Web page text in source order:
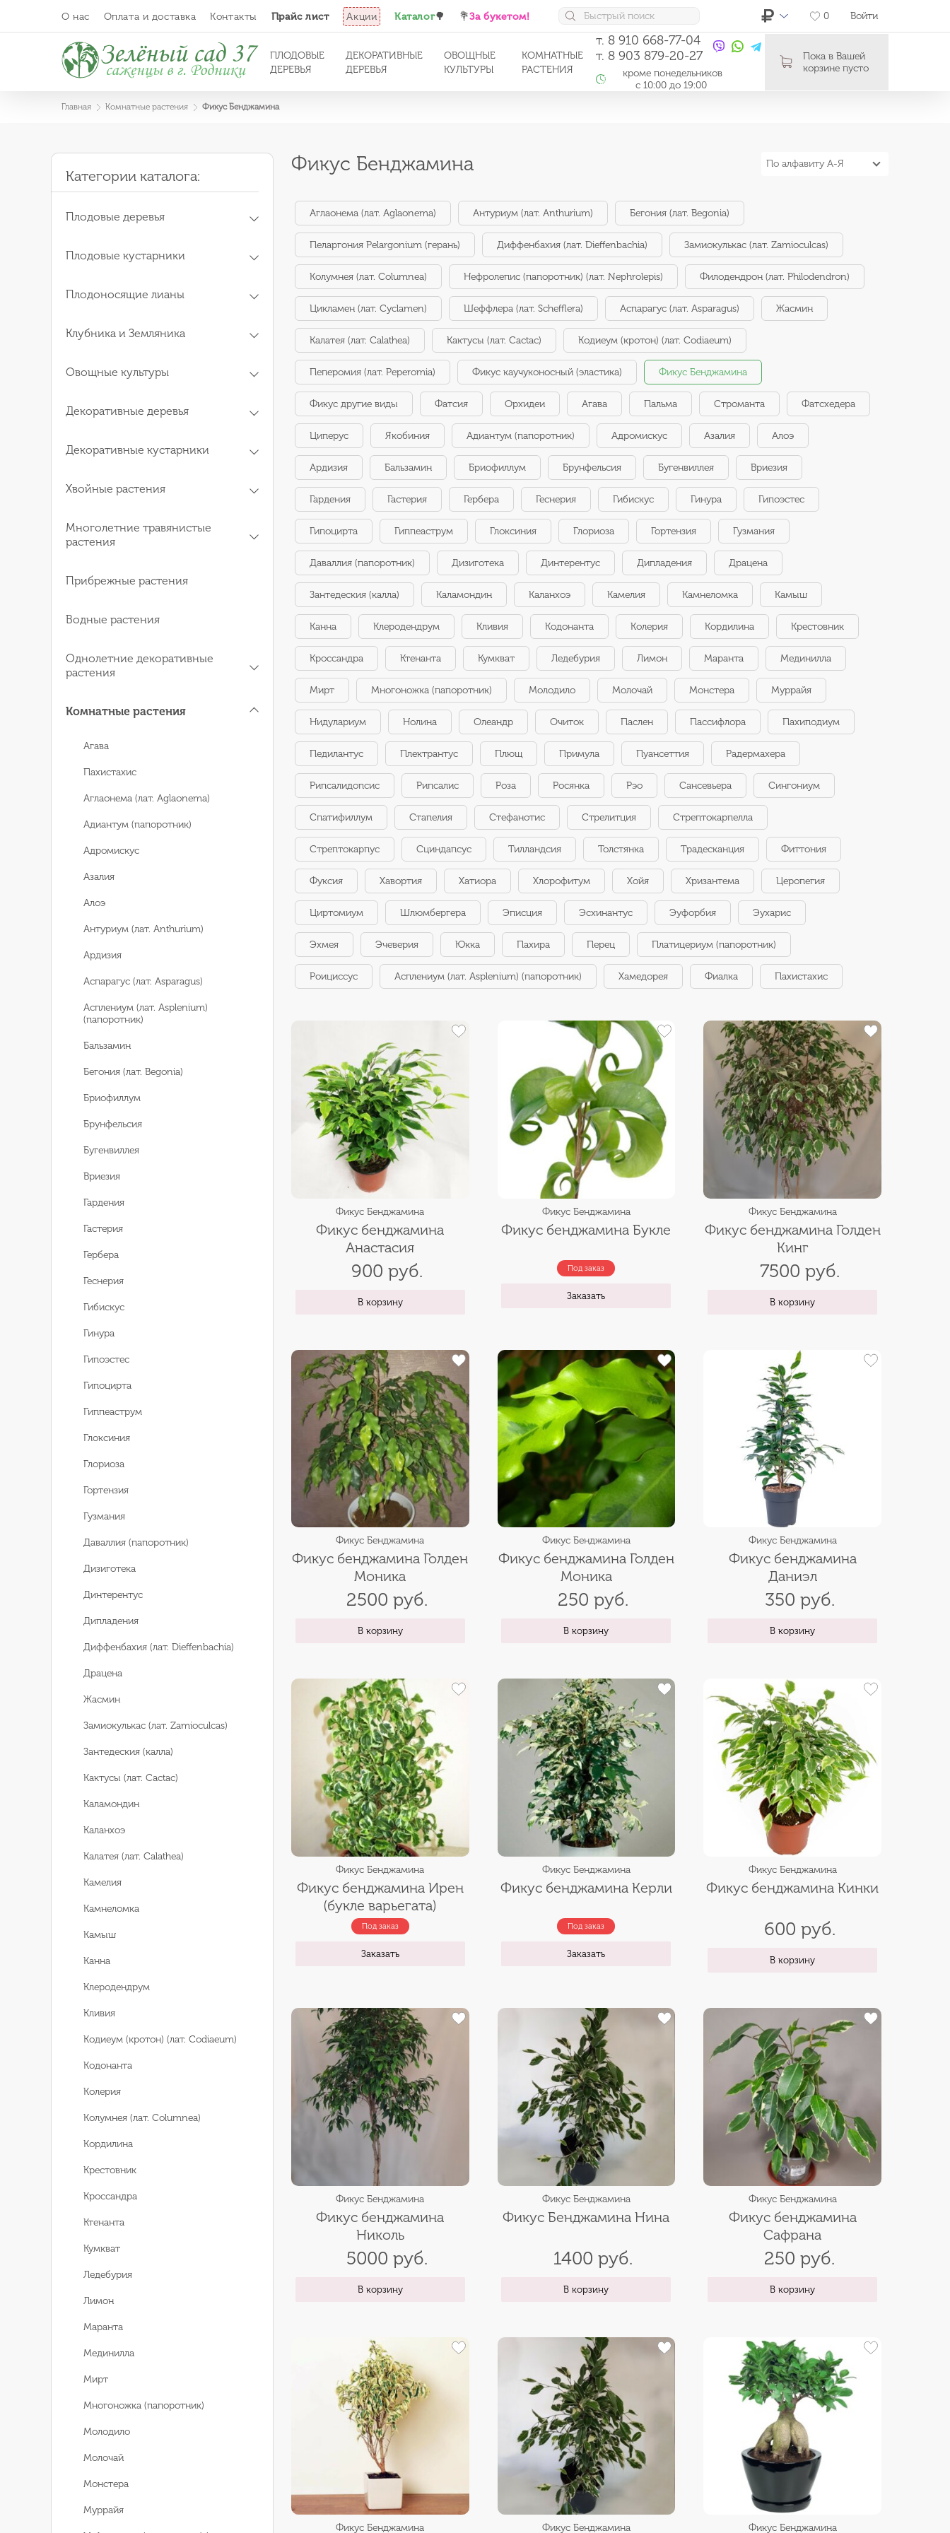
О нас Оплата и доставка Контакты Прайс лист Акции Каталог🌳 💐За букетом! 0 Войти
ПЛОДОВЫЕ
ДЕРЕВЬЯ
ДЕКОРАТИВНЫЕ
ДЕРЕВЬЯ
ОВОЩНЫЕ
КУЛЬТУРЫ
КОМНАТНЫЕ
РАСТЕНИЯ
т. 8 910 668-77-04
т. 8 903 879-20-27
кроме понедельников
с 10:00 до 19:00
Пока в Вашей
корзине пусто
Главная Комнатные растения Фикус Бенджамина
Фикус Бенджамина По алфавиту А-Я
Категории каталога:
Плодовые деревья
Плодовые кустарники
Плодоносящие лианы
Клубника и Земляника
Овощные культуры
Декоративные деревья
Декоративные кустарники
Хвойные растения
Многолетние травянистые
растения
Прибрежные растения
Водные растения
Однолетние декоративные
растения
Комнатные растения
Агава
Пахистахис
Аглаонема (лат. Aglaonema)
Адиантум (папоротник)
Адромискус
Азалия
Алоэ
Антуриум (лат. Anthurium)
Ардизия
Аспарагус (лат. Asparagus)
Асплениум (лат. Asplenium)
(папоротник)
Бальзамин
Бегония (лат. Begonia)
Бриофиллум
Брунфельсия
Бугенвиллея
Вриезия
Гардения
Гастерия
Гербера
Геснерия
Гибискус
Гинура
Гипоэстес
Гипоцирта
Гиппеаструм
Глоксиния
Глориоза
Гортензия
Гузмания
Даваллия (папоротник)
Дизиготека
Динтерентус
Дипладения
Диффенбахия (лат. Dieffenbachia)
Драцена
Жасмин
Замиокулькас (лат. Zamioculcas)
Зантедеския (калла)
Кактусы (лат. Cactac)
Каламондин
Каланхоэ
Калатея (лат. Calathea)
Камелия
Камнеломка
Камыш
Канна
Клеродендрум
Кливия
Кодиеум (кротон) (лат. Codiaeum)
Кодонанта
Колерия
Колумнея (лат. Columnea)
Кордилина
Крестовник
Кроссандра
Ктенанта
Кумкват
Ледебурия
Лимон
Маранта
Мединилла
Мирт
Многоножка (папоротник)
Молодило
Молочай
Монстера
Муррайя
Аглаонема (лат. Aglaonema) Антуриум (лат. Anthurium) Бегония (лат. Begonia)
Пеларгония Pelargonium (герань) Диффенбахия (лат. Dieffenbachia) Замиокулькас (лат. Zamioculcas)
Колумнея (лат. Columnea) Нефролепис (папоротник) (лат. Nephrolepis) Филодендрон (лат. Philodendron)
Цикламен (лат. Cyclamen) Шеффлера (лат. Schefflera) Аспарагус (лат. Asparagus) Жасмин
Калатея (лат. Calathea) Кактусы (лат. Cactac) Кодиеум (кротон) (лат. Codiaeum)
Пеперомия (лат. Peperomia) Фикус каучуконосный (эластика) Фикус Бенджамина
Фикус другие виды Фатсия Орхидеи Агава Пальма Строманта Фатсхедера
Циперус Якобиния Адиантум (папоротник) Адромискус Азалия Алоэ
Ардизия Бальзамин Бриофиллум Брунфельсия Бугенвиллея Вриезия
Гардения Гастерия Гербера Геснерия Гибискус Гинура Гипоэстес
Гипоцирта Гиппеаструм Глоксиния Глориоза Гортензия Гузмания
Даваллия (папоротник) Дизиготека Динтерентус Дипладения Драцена
Зантедеския (калла) Каламондин Каланхоэ Камелия Камнеломка Камыш
Канна Клеродендрум Кливия Кодонанта Колерия Кордилина Крестовник
Кроссандра Ктенанта Кумкват Ледебурия Лимон Маранта Мединилла
Мирт Многоножка (папоротник) Молодило Молочай Монстера Муррайя
Нидулариум Нолина Олеандр Очиток Паслен Пассифлора Пахиподиум
Педилантус Плектрантус Плющ Примула Пуансеттия Радермахера
Рипсалидопсис Рипсалис Роза Росянка Рэо Сансевьера Сингониум
Спатифиллум Стапелия Стефанотис Стрелитция Стрептокарпелла
Стрептокарпус Сциндапсус Тилландсия Толстянка Традесканция Фиттония
Фуксия Хавортия Хатиора Хлорофитум Хойя Хризантема Церопегия
Циртомиум Шлюмбергера Эписция Эсхинантус Эуфорбия Эухарис
Эхмея Эчеверия Юкка Пахира Перец Платицериум (папоротник)
Роициссус Асплениум (лат. Asplenium) (папоротник) Хамедорея Фиалка Пахистахис
Фикус Бенджамина
Фикус бенджамина
Анастасия
900 руб.
В корзину
Фикус Бенджамина
Фикус бенджамина Букле
Под заказ
Заказать
Фикус Бенджамина
Фикус бенджамина Голден
Кинг
7500 руб.
В корзину
Фикус Бенджамина
Фикус бенджамина Голден
Моника
2500 руб.
В корзину
Фикус Бенджамина
Фикус бенджамина Голден
Моника
250 руб.
В корзину
Фикус Бенджамина
Фикус бенджамина
Даниэл
350 руб.
В корзину
Фикус Бенджамина
Фикус бенджамина Ирен
(букле варьегата)
Под заказ
Заказать
Фикус Бенджамина
Фикус бенджамина Керли
Под заказ
Заказать
Фикус Бенджамина
Фикус бенджамина Кинки
600 руб.
В корзину
Фикус Бенджамина
Фикус бенджамина
Николь
5000 руб.
В корзину
Фикус Бенджамина
Фикус Бенджамина Нина
1400 руб.
В корзину
Фикус Бенджамина
Фикус бенджамина
Сафрана
250 руб.
В корзину
Фикус Бенджамина Фикус Бенджамина Фикус Бенджамина